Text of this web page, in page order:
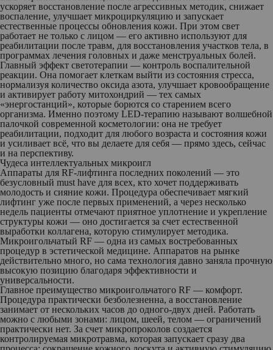
ускоряет восстановление после агрессивных методик, снижает
воспаление, улучшает микроциркуляцию и запускает
естественные процессы обновления кожи. При этом свет
работает не только с лицом — его активно используют для
реабилитации после травм, для восстановления участков тела, в
программах лечения головных и даже менструальных болей.
Главный эффект светотерапии — контроль воспалительной
реакции. Она помогает клеткам выйти из состояния стресса,
нормализуя количество оксида азота, улучшает кровообращение
и активирует работу митохондрий — тех самых
«энергостанций», которые борются со старением всего
организма. Именно поэтому LED-терапию называют волшебной
палочкой современной косметологии: она не требует
реабилитации, подходит для любого возраста и состояния кожи
и усиливает всё, что вы делаете для себя — прямо здесь, сейчас
и на перспективу.
Чудеса интеллектуальных микроигл
Аппараты для RF-лифтинга последних поколений — это
безусловный must have для всех, кто хочет поддерживать
молодость и сияние кожи. Процедура обеспечивает мягкий
лифтинг уже после первых применений, а через несколько
недель пациенты отмечают приятное уплотнение и укрепление
структуры кожи — оно достигается за счет естественной
выработки коллагена, которую стимулирует методика.
Микроигольчатый RF — одна из самых востребованных
процедур в эстетической медицине. Аппаратов на рынке
действительно много, но сама технология давно заняла прочную
высокую позицию благодаря эффективности и
универсальности.
Главное преимущество микроигольчатого RF — комфорт.
Процедура практически безболезненна, а восстановление
занимает от нескольких часов до одного-двух дней. Работать
можно с любыми зонами: лицом, шеей, телом — ограничений
практически нет. За счет микропроколов создается
контролируемая микротравма, которая запускает сразу два